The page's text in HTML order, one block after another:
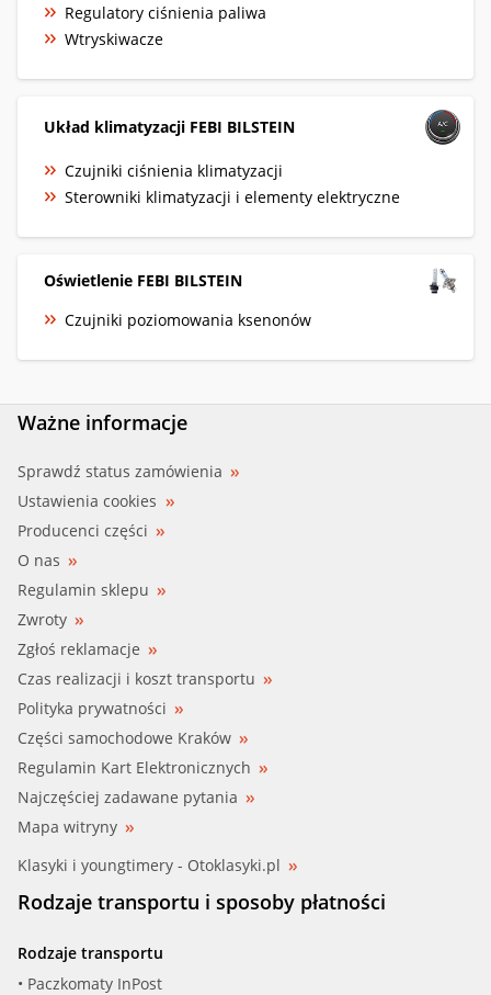
Regulatory ciśnienia paliwa
Wtryskiwacze
Układ klimatyzacji FEBI BILSTEIN
Czujniki ciśnienia klimatyzacji
Sterowniki klimatyzacji i elementy elektryczne
Oświetlenie FEBI BILSTEIN
Czujniki poziomowania ksenonów
Ważne informacje
Sprawdź status zamówienia
Ustawienia cookies
Producenci części
O nas
Regulamin sklepu
Zwroty
Zgłoś reklamacje
Czas realizacji i koszt transportu
Polityka prywatności
Części samochodowe Kraków
Regulamin Kart Elektronicznych
Najczęściej zadawane pytania
Mapa witryny
Klasyki i youngtimery - Otoklasyki.pl
Rodzaje transportu i sposoby płatności
Rodzaje transportu
• Paczkomaty InPost